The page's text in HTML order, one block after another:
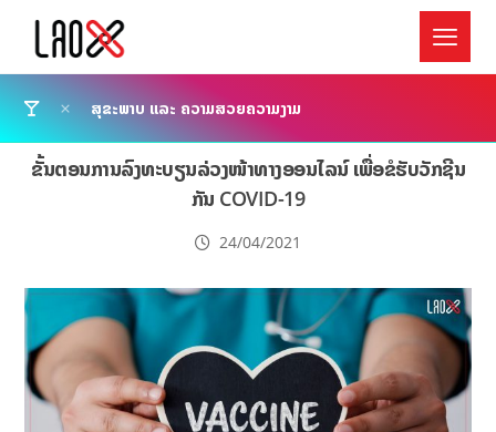
ສຸຂະພາບ ແລະ ຄວາມສວຍຄວາມງາມ
ຂັ້ນຕອນການລົງທະບຽນລ່ວງໜ້າທາງອອນໄລນ໌ ເພື່ອຂໍຮັບວັກຊີນ
ກັນ COVID-19
24/04/2021